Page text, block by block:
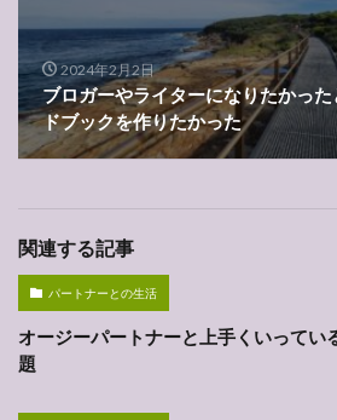
2024年2月2日
ブロガーやライターになりたかっ
ドブックを作りたかった
関連する記事
パートナーとの生活
オージーパートナーと上手くいってい
題